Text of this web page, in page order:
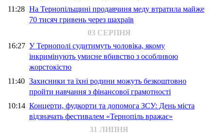
11:28 На Тернопільщині продавчиня меду втратила майже
70 тисяч гривень через шахраїв
03 СЕРПНЯ
16:27 У Тернополі судитимуть чоловіка, якому
інкримінують умисне вбивство з особливою
жорстокістю
11:40 Захисники та їхні родини можуть безкоштовно
пройти навчання з фінансової грамотності
10:14 Концерти, фудкорти та допомога ЗСУ: День міста
відзначать фестивалем «Тернопіль вражає»
31 ЛИПНЯ